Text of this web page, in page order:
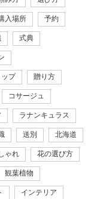
入場所 予約
式典
ップ 贈り方
コサージュ
ラナンキュラス
送別 北海道
ゃれ 花の選び方
観葉植物
インテリア